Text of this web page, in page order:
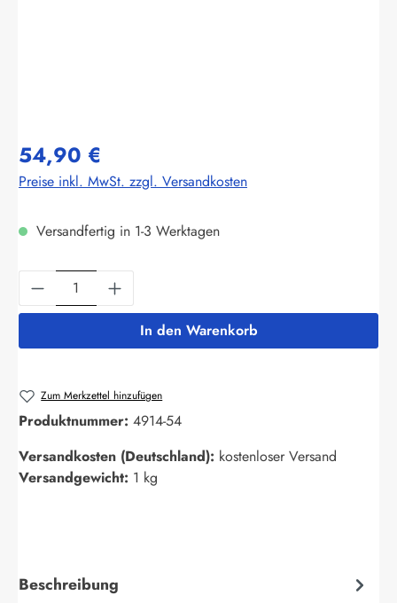
54,90 €
Preise inkl. MwSt. zzgl. Versandkosten
Versandfertig in 1-3 Werktagen
Produkt Anzahl: Gib den gewünschten
In den Warenkorb
Zum Merkzettel hinzufügen
Produktnummer: 4914-54
Versandkosten (Deutschland): kostenloser Versand
Versandgewicht: 1 kg
Beschreibung